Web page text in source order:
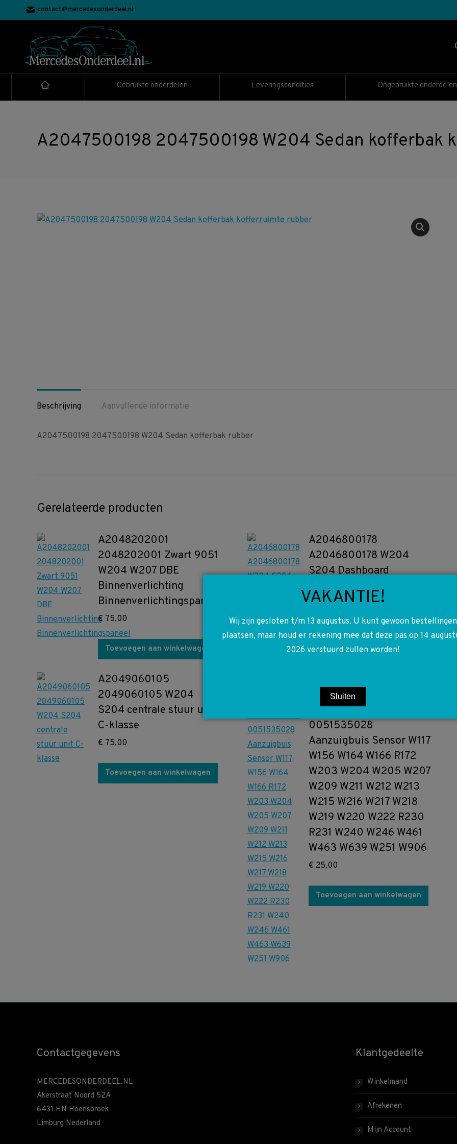
contact@mercedesonderdeel.nl
Gebruikte onderdelen Leveringscondities Ongebruikte onderdelen
A2047500198 2047500198 W204 Sedan kofferbak
Beschrijving
Aanvullende informatie
A2047500198 2047500198 W204 Sedan kofferbak rubber
Gerelateerde producten
A2048202001
2048202001 Zwart 9051
W204 W207 DBE
Binnenverlichting
Binnenverlichtingspaneel
€ 75,00
Toevoegen aan winkelwagen
A2046800178
A2046800178 W204
S204 Dashboard
€ 5,00
Toevoegen aan winkelwagen
A2049060105
2049060105 W204
S204 centrale stuur unit
C-klasse
€ 75,00
Toevoegen aan winkelwagen
0041533228
A0051535028
0051535028
Aanzuigbuis Sensor W117
W156 W164 W166 R172
W203 W204 W205 W207
W209 W211 W212 W213
W215 W216 W217 W218
W219 W220 W222 R230
R231 W240 W246 W461
W463 W639 W251 W906
€ 25,00
Toevoegen aan winkelwagen
Contactgegevens
MERCEDESONDERDEEL.NL
Akerstraat Noord 52A
6431 HN Hoensbroek
Limburg Nederland
Klantgedeelte
Winkelmand
Afrekenen
Mijn Account
VAKANTIE!
Wij zijn gesloten t/m 13 augustus. U kunt gewoon bestellingen
plaatsen, maar houd er rekening mee dat deze pas op 14
2026 verstuurd zullen worden!
Sluiten